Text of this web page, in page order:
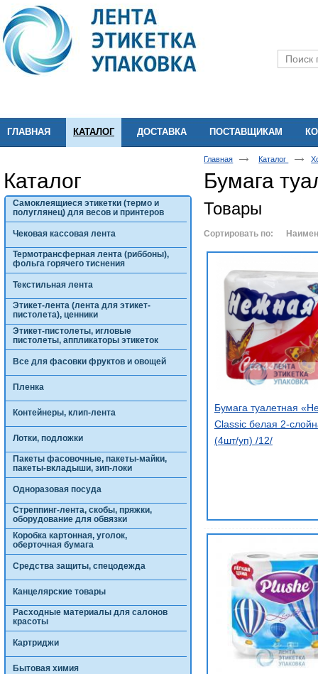
ГЛАВНАЯ КАТАЛОГ ДОСТАВКА ПОСТАВЩИКАМ
Каталог
Самоклеящиеся этикетки (термо и
полуглянец) для весов и принтеров
Чековая кассовая лента
Термотрансферная лента (риббоны),
фольга горячего тиснения
Текстильная лента
Этикет-лента (лента для этикет-
пистолета), ценники
Этикет-пистолеты, игловые
пистолеты, аппликаторы этикеток
Все для фасовки фруктов и овощей
Пленка
Контейнеры, клип-лента
Лотки, подложки
Пакеты фасовочные, пакеты-майки,
пакеты-вкладыши, зип-локи
Одноразовая посуда
Стреппинг-лента, скобы, пряжки,
оборудование для обвязки
Коробка картонная, уголок,
оберточная бумага
Средства защиты, спецодежда
Канцелярские товары
Расходные материалы для салонов
красоты
Картриджи
Бытовая химия
Главная Каталог
Бумага
Товары
Сортировать по:
Бумага туалетная
Classic белая 2-
(4шт/уп) /12/